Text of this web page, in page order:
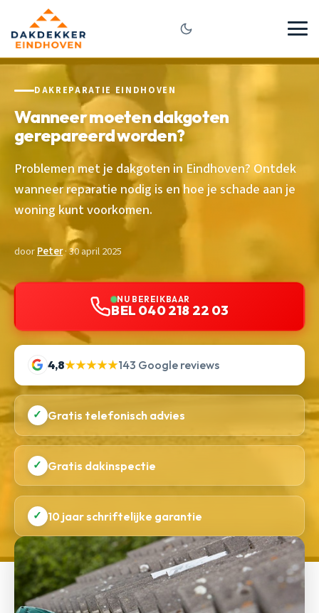
DAKREPARATIE EINDHOVEN
Wanneer moeten dakgoten
gerepareerd worden?
Problemen met je dakgoten in Eindhoven? Ontdek
wanneer reparatie nodig is en hoe je schade aan je
woning kunt voorkomen.
doorPeter· 30 april 2025
NU BEREIKBAAR
BEL 040 218 22 03
4,8★★★★★143 Google reviews
✓ Gratis telefonisch advies
✓ Gratis dakinspectie
✓ 10 jaar schriftelijke garantie